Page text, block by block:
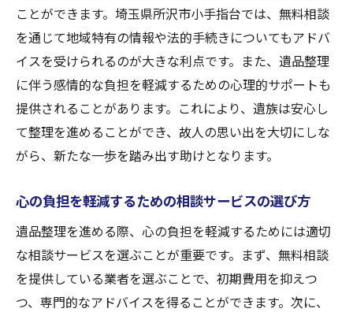
スムーズな遺品整理を支える相談サービス
の選び方
地域特有のニーズに応える地元密着型遺品整理
地元密着型サービスの特徴と利点
地域特有のニーズに応える方法
地元業者が提供する地域に特化したサービ
ス
地域密着型サービスが遺品整理に与える影
地域の特性を活かした遺品整理の進め方
地元の専門業者を選ぶ際のポイント
専門家が提供する遺品の価値評価と適正取引
ことができます。埼玉県所沢市小手指台では、無料相談
を通じて地域特有の情報や法的手続きについてもアドバ
イスを受けられるのが大きな利点です。また、遺品整理
に伴う感情的な負担を軽減するための心理的サポートも
提供されることがあります。これにより、遺族は安心し
て整理を進めることができ、故人の思い出を大切にしな
がら、新たな一歩を踏み出す助けとなります。
心の負担を軽減するための相談サービスの選び方
遺品整理を進める際、心の負担を軽減するためには適切
な相談サービスを選ぶことが重要です。まず、無料相談
を提供している業者を選ぶことで、初期費用を抑えつ
つ、専門的なアドバイスを得ることができます。次に、